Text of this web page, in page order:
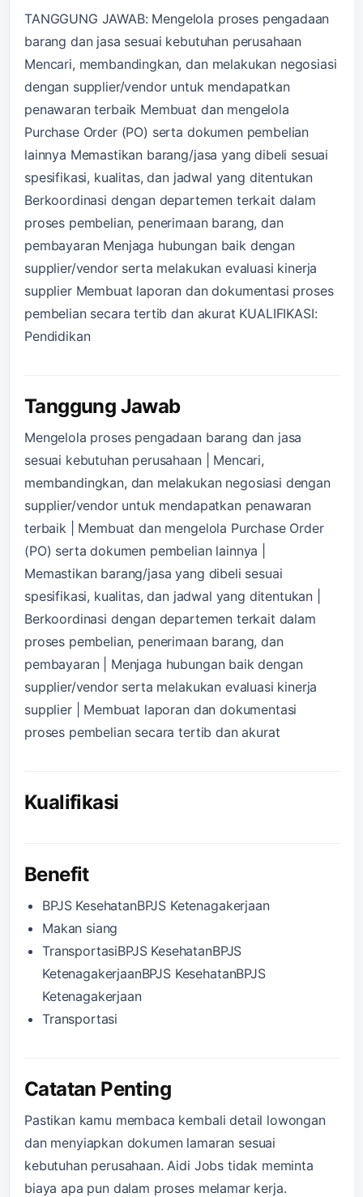
TANGGUNG JAWAB: Mengelola proses pengadaan
barang dan jasa sesuai kebutuhan perusahaan
Mencari, membandingkan, dan melakukan negosiasi
dengan supplier/vendor untuk mendapatkan
penawaran terbaik Membuat dan mengelola
Purchase Order (PO) serta dokumen pembelian
lainnya Memastikan barang/jasa yang dibeli sesuai
spesifikasi, kualitas, dan jadwal yang ditentukan
Berkoordinasi dengan departemen terkait dalam
proses pembelian, penerimaan barang, dan
pembayaran Menjaga hubungan baik dengan
supplier/vendor serta melakukan evaluasi kinerja
supplier Membuat laporan dan dokumentasi proses
pembelian secara tertib dan akurat KUALIFIKASI:
Pendidikan
Tanggung Jawab
Mengelola proses pengadaan barang dan jasa
sesuai kebutuhan perusahaan | Mencari,
membandingkan, dan melakukan negosiasi dengan
supplier/vendor untuk mendapatkan penawaran
terbaik | Membuat dan mengelola Purchase Order
(PO) serta dokumen pembelian lainnya |
Memastikan barang/jasa yang dibeli sesuai
spesifikasi, kualitas, dan jadwal yang ditentukan |
Berkoordinasi dengan departemen terkait dalam
proses pembelian, penerimaan barang, dan
pembayaran | Menjaga hubungan baik dengan
supplier/vendor serta melakukan evaluasi kinerja
supplier | Membuat laporan dan dokumentasi
proses pembelian secara tertib dan akurat
Kualifikasi
Benefit
BPJS KesehatanBPJS Ketenagakerjaan
Makan siang
TransportasiBPJS KesehatanBPJS
KetenagakerjaanBPJS KesehatanBPJS
Ketenagakerjaan
Transportasi
Catatan Penting
Pastikan kamu membaca kembali detail lowongan
dan menyiapkan dokumen lamaran sesuai
kebutuhan perusahaan. Aidi Jobs tidak meminta
biaya apa pun dalam proses melamar kerja.